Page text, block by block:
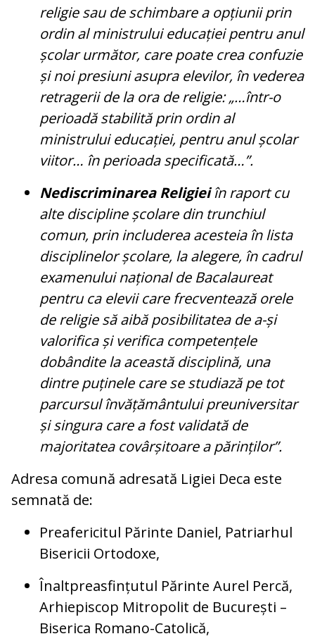
religie sau de schimbare a opțiunii prin
ordin al ministrului educației pentru anul
școlar următor, care poate crea confuzie
și noi presiuni asupra elevilor, în vederea
retragerii de la ora de religie: „…într-o
perioadă stabilită prin ordin al
ministrului educației, pentru anul școlar
viitor… în perioada specificată…”.
Nediscriminarea Religieiîn raport cu
alte discipline școlare din trunchiul
comun, prin includerea acesteia în lista
disciplinelor școlare, la alegere, în cadrul
examenului național de Bacalaureat
pentru ca elevii care frecventează orele
de religie să aibă posibilitatea de a-și
valorifica și verifica competențele
dobândite la această disciplină, una
dintre puținele care se studiază pe tot
parcursul învățământului preuniversitar
și singura care a fost validată de
majoritatea covârșitoare a părinților”.
Adresa comună adresată Ligiei Deca este
semnată de:
Preafericitul Părinte Daniel, Patriarhul
Bisericii Ortodoxe,
Înaltpreasfințutul Părinte Aurel Percă,
Arhiepiscop Mitropolit de București –
Biserica Romano-Catolică,